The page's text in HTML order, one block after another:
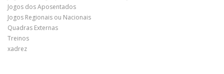
Jogos dos Aposentados
Jogos Regionais ou Nacionais
Quadras Externas
Treinos
xadrez